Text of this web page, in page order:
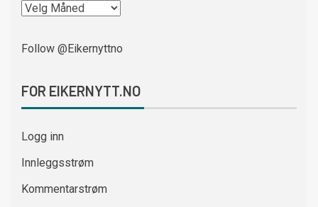
Follow @Eikernyttno
FOR EIKERNYTT.NO
Logg inn
Innleggsstrøm
Kommentarstrøm